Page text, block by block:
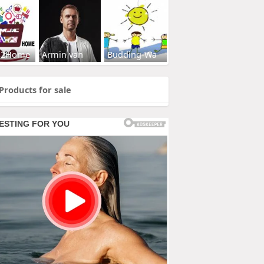
Armin van Budding-Wa
for sale